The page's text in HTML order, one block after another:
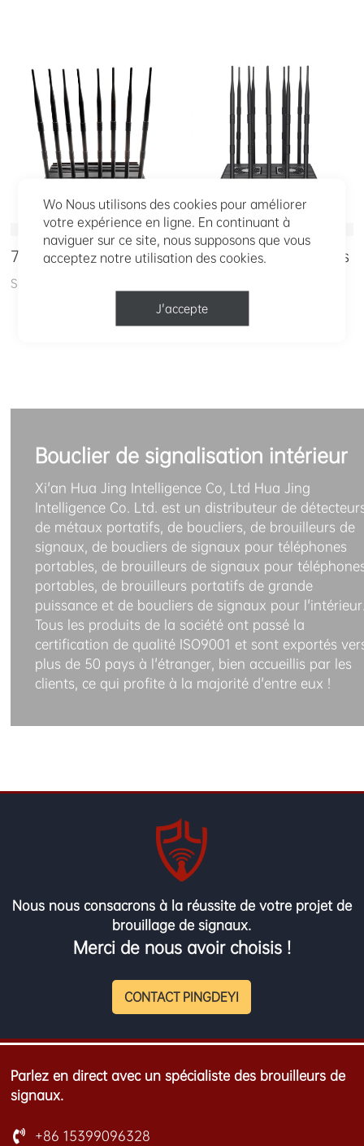
7/24 Travail en continu
Série PDY-802P
Mini antennes cachées
PDY-801SL
Bouclier de signalisation intérieur
Xi'an Hua Jing Intelligence Co, Ltd Hua Jing
Intelligence Co. Ltd. est un distributeur de
de métaux portatifs, de boucliers, de brouilleurs de
signaux, de boucliers de signaux pour téléphones
portables, de brouilleurs de signaux pour
portables, de brouilleurs portatifs de grande
puissance et de boucliers de signaux pour
Tous les produits de la société ont passé la
certification de qualité ISO9001 et sont exportés
plus de 50 pays à l'étranger, bien accueillis par les
clients, ce qui profite à la majorité d'entre eux !
Nous nous consacrons à la réussite de votre projet de
brouillage de signaux.
Merci de nous avoir choisis !
CONTACT PINGDEYI
Parlez en direct avec un spécialiste des brouilleurs de
signaux.
+86 15399096328
Wo Nous utilisons des cookies pour améliorer
votre expérience en ligne. En continuant à
naviguer sur ce site, nous supposons que vous
acceptez notre utilisation des cookies.
J'accepte